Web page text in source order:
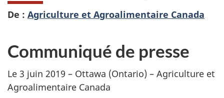
De : Agriculture et Agroalimentaire Canada
Communiqué de presse
Le 3 juin 2019 – Ottawa (Ontario) – Agriculture et
Agroalimentaire Canada